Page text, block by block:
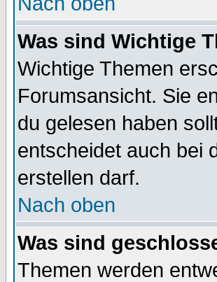
Was sind Wichtige
Wichtige Themen
Forumsansicht. Sie
du gelesen haben
entscheidet auch bei
erstellen darf.
Nach oben
Was sind
Themen werden